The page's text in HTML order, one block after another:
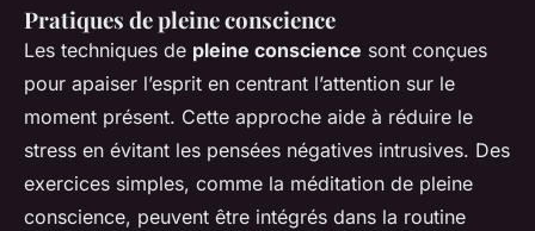
Pratiques de pleine conscience
Les techniques de pleine conscience sont conçues
pour apaiser l’esprit en centrant l’attention sur le
moment présent. Cette approche aide à réduire le
stress en évitant les pensées négatives intrusives. Des
exercices simples, comme la méditation de pleine
conscience, peuvent être intégrés dans la routine